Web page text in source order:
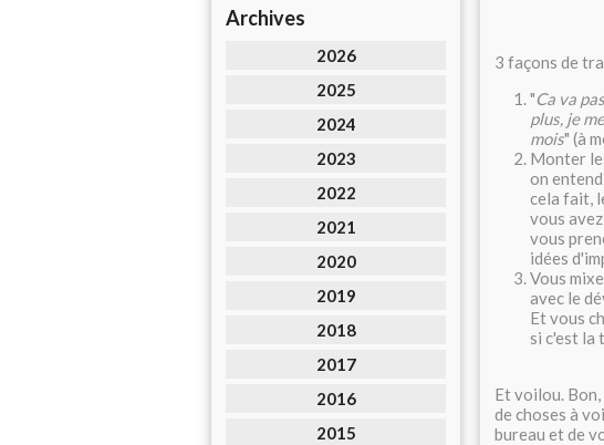
Archives
2026
2025
2024
2023
2022
2021
2020
2019
2018
2017
2016
2015
3 façons de
"Ca va
plus, je
mois" (à
Monter
on
cela fait,
vous
vous
idées
Vous
avec le
Et vous
si c'est la
Et voilou.
de choses à
bureau et de